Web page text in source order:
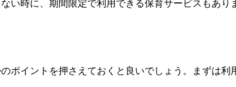
い時に、期間限定で利用できる保育サービスもあり
ポイントを押さえておくと良いでしょう。まずは利